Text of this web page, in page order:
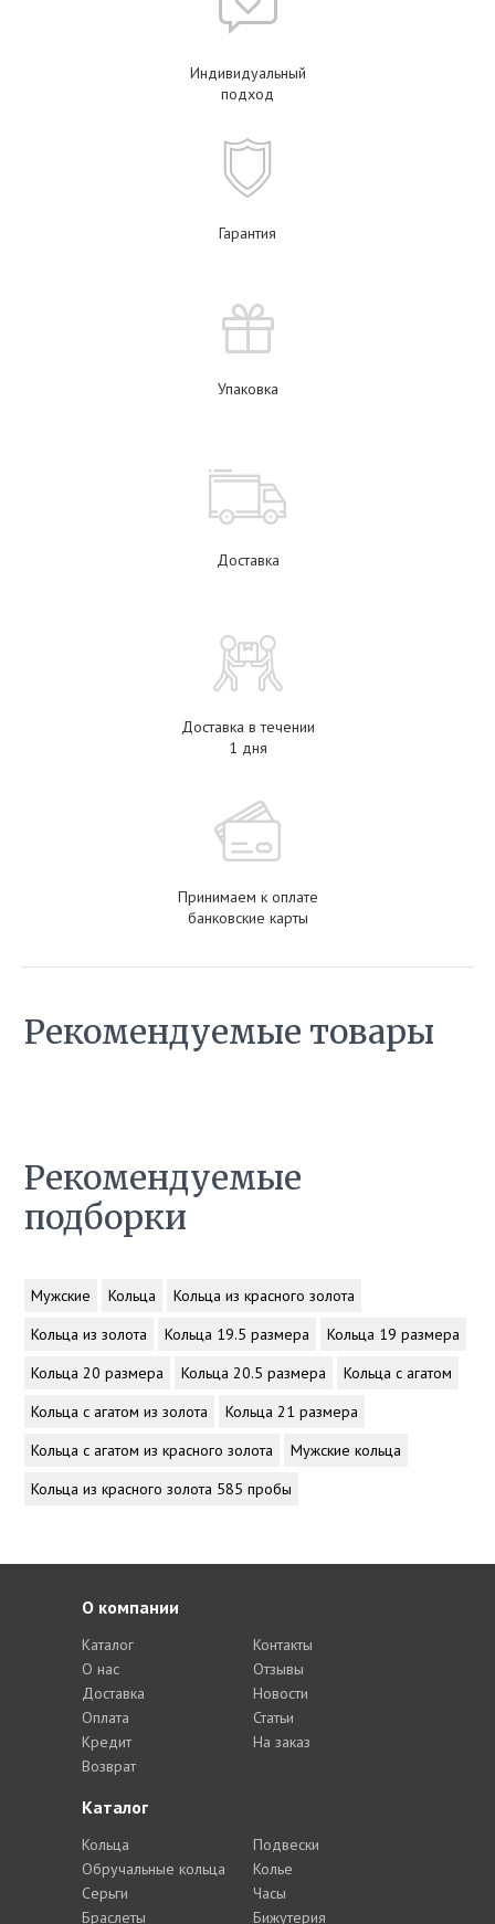
Индивидуальный
подход
Гарантия
Упаковка
Доставка
Доставка в течении
1 дня
Принимаем к оплате
банковские карты
Рекомендуемые товары
Рекомендуемые
подборки
Мужские Кольца
Кольца из красного золота
Кольца из золота
Кольца 19.5 размера
Кольца 19 размера
Кольца 20 размера
Кольца 20.5 размера
Кольца с агатом
Кольца с агатом из золота
Кольца 21 размера
Кольца с агатом из красного золота
Мужские кольца
Кольца из красного золота 585 пробы
Каталог
Кольца
Обручальные кольца
Серьги
Браслеты
Подвески
Колье
Часы
Бижутерия
О компании
Каталог
О нас
Доставка
Оплата
Кредит
Возврат
Контакты
Отзывы
Новости
Статьи
На заказ